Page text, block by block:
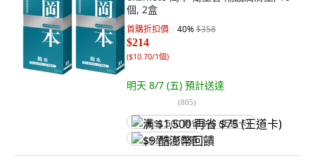
個, 2盒
首購折扣價 40%$358
$214
($10.70/1個)
明天 8/7 (五) 預計送達
(805)
满 $1,500 再省 $75 (王道卡)
$9 酷澎幣回饋